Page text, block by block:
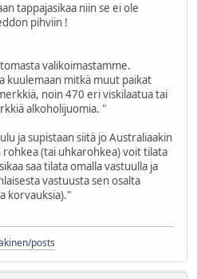
tappajasikaa niin se ei ole
pihviin !
valikoimastamme.
kuulemaan mitkä muut paikat
noin 470 eri viskilaatua tai
alkoholijuomia. "
ja supistaan siitä jo Australiaakin
(tai uhkarohkea) voit tilata
saa tilata omalla vastuulla ja
vastuusta sen osalta
korvauksia)."
posts